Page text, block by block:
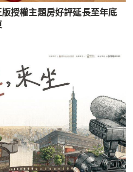
授權主題房好評延長至年底